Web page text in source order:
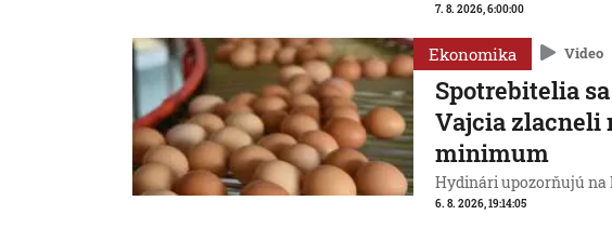
7. 8. 2026, 6:00:00
Ekonomika Video
Spotrebitelia
Vajcia zlacneli
minimum
Hydinári upozorňujú na
6. 8. 2026, 19:14:05